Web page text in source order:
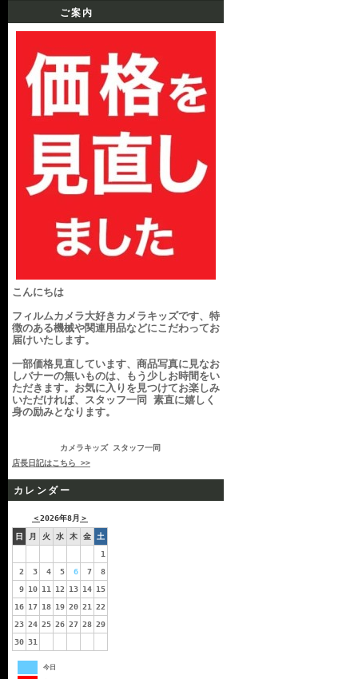
ご案内
こんにちは
フィルムカメラ大好きカメラキッズです、特
徴のある機械や関連用品などにこだわってお
届けいたします。
一部価格見直しています、商品写真に見なお
しバナーの無いものは、もう少しお時間をい
ただきます。お気に入りを見つけてお楽しみ
いただければ、スタッフ一同 素直に嬉しく
身の励みとなります。
カメラキッズ スタッフ一同
店長日記はこちら >>
カレンダー
＜2026年8月 ＞
日 月 火 水 木 金
土
1
2
3 4 5 6 7
8
9 10 11 12 13 14 15
16 17 18 19 20 21
22
23 24 25 26 27 28 29
30 31
今日